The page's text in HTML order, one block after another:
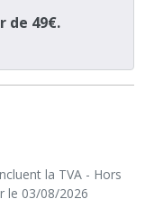
de 49€.
la TVA - Hors
le 03/08/2026